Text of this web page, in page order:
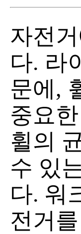
자전
다. 라
문에,
중요
휠의
수 있
다. 워
전거